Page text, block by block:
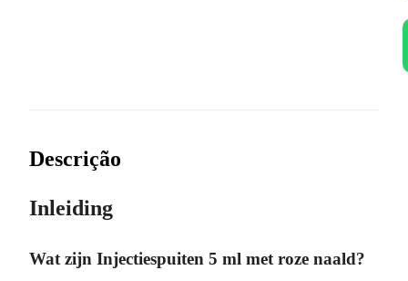
Descrição
Inleiding
Wat zijn Injectiespuiten 5 ml met roze naald?